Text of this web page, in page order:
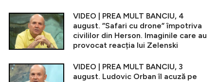
VIDEO | PREA MULT BANCIU, 4
august. ”Safari cu drone” împotriva
civililor din Herson. Imaginile care au
provocat reacția lui Zelenski
VIDEO | PREA MULT BANCIU, 3
august. Ludovic Orban îl acuză pe